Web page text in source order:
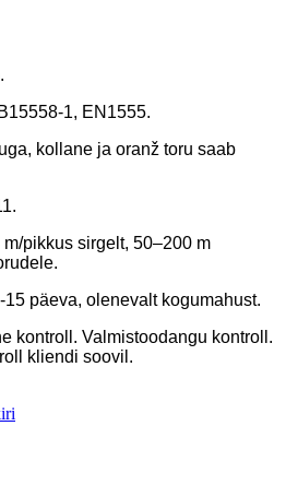
1, EN1555.
kollane ja oranž toru saab
m/pikkus sirgelt, 50–200 m
15 päeva, olenevalt kogumahust.
kontroll. Valmistoodangu kontroll.
kliendi soovil.